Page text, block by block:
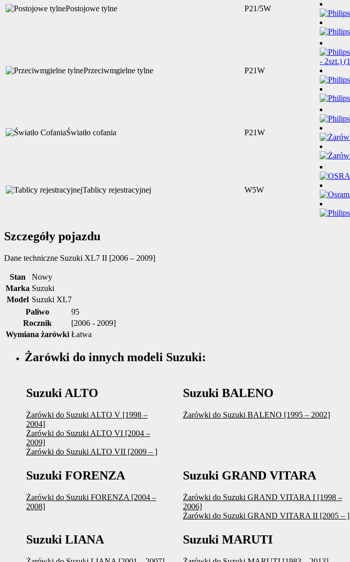
Postojowe tylne P21/5W
Przeciwmgielne tylne P21W
Światło cofania P21W
Tablicy rejestracyjnej W5W
Szczegóły pojazdu
Dane techniczne Suzuki XL7 II [2006 – 2009]
Stan
Nowy
Marka Suzuki
Model Suzuki XL7
Paliwo
95
Rocznik
[2006 - 2009]
Wymiana żarówki Łatwa
Żarówki do innych modeli Suzuki:
Suzuki ALTO
Żarówki do Suzuki ALTO V [1998 –
2004]
Żarówki do Suzuki ALTO VI [2004 –
2009]
Żarówki do Suzuki ALTO VII [2009 – ]
Suzuki BALENO
Żarówki do Suzuki BALENO [1995 – 2002]
Suzuki FORENZA
Żarówki do Suzuki FORENZA [2004 –
2008]
Suzuki GRAND VITARA
Żarówki do Suzuki GRAND VITARA I [1998 –
2006]
Żarówki do Suzuki GRAND VITARA II [2005 – ]
Suzuki LIANA Suzuki MARUTI